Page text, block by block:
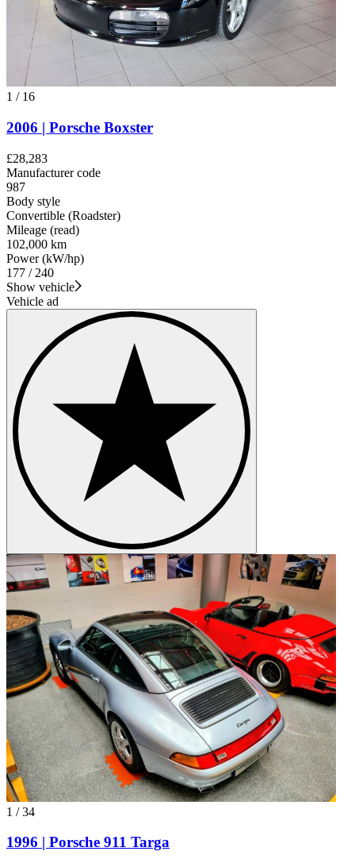
1 / 16
2006 | Porsche Boxster
£28,283
Manufacturer code
987
Body style
Convertible (Roadster)
Mileage (read)
102,000 km
Power (kW/hp)
177 / 240
Show vehicle
Vehicle ad
1 /34
1996 | Porsche 911 Targa